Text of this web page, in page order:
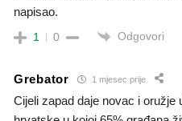
napisao.
1 0 Odgovori
Grebator 1 mjesec prije
Cijeli zapad daje novac i oružje